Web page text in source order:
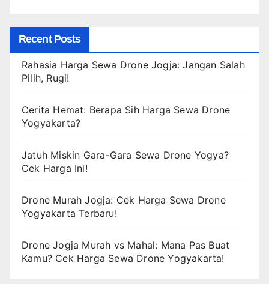
Recent Posts
Rahasia Harga Sewa Drone Jogja: Jangan Salah
Pilih, Rugi!
Cerita Hemat: Berapa Sih Harga Sewa Drone
Yogyakarta?
Jatuh Miskin Gara-Gara Sewa Drone Yogya?
Cek Harga Ini!
Drone Murah Jogja: Cek Harga Sewa Drone
Yogyakarta Terbaru!
Drone Jogja Murah vs Mahal: Mana Pas Buat
Kamu? Cek Harga Sewa Drone Yogyakarta!